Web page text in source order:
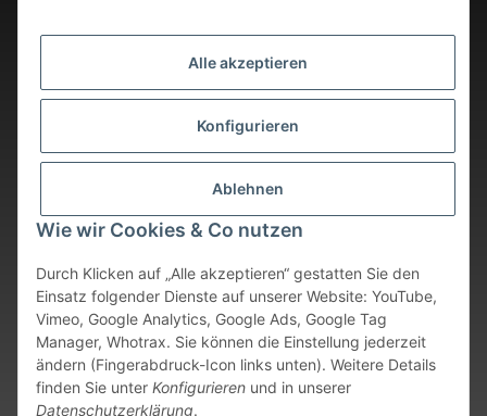
Alle akzeptieren
Konfigurieren
Ablehnen
Wie wir Cookies & Co nutzen
Durch Klicken auf „Alle akzeptieren“ gestatten Sie den
Einsatz folgender Dienste auf unserer Website: YouTube,
Vimeo, Google Analytics, Google Ads, Google Tag
Manager, Whotrax. Sie können die Einstellung jederzeit
ändern (Fingerabdruck-Icon links unten). Weitere Details
finden Sie unter Konfigurieren und in unserer
Datenschutzerklärung.
Vertrag widerrufen
* Alle Preise inkl. gesetzlicher USt., zzgl. Versand
. Bei sofort
verfügbaren Artikeln erfolgt der Versand innerhalb von 24